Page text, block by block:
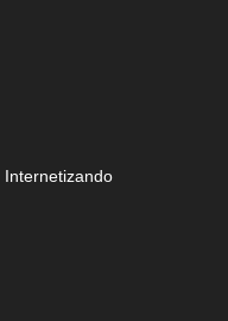
Internetizando